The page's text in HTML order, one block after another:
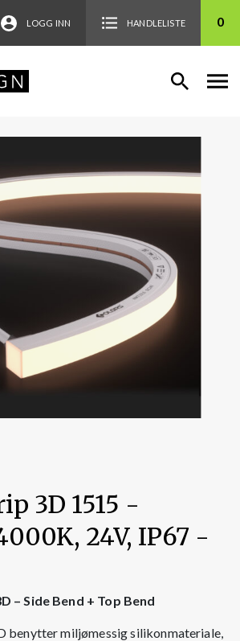
LOGG INN HANDLELISTE 0
3D 1515 -
24V, IP67 -
– Side Bend + Top Bend
benytter miljømessig silikonmateriale,